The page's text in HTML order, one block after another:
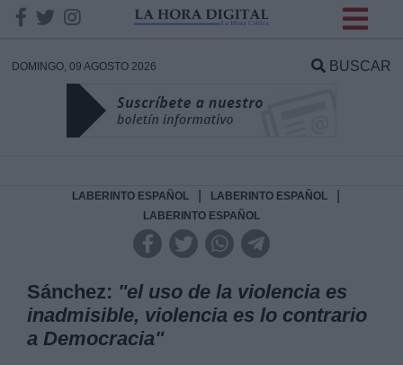
DOMINGO, 09 AGOSTO 2026 BUSCAR
LABERINTO ESPAÑOL LABERINTO ESPAÑOL
LABERINTO ESPAÑOL
Sánchez: "el uso de la violencia es
inadmisible, violencia es lo contrario
a Democracia"
DATOS
Responsable: